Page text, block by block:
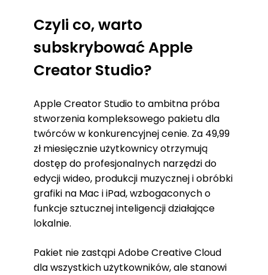
Czyli co, warto
subskrybować Apple
Creator Studio?
Apple Creator Studio to ambitna próba
stworzenia kompleksowego pakietu dla
twórców w konkurencyjnej cenie. Za 49,99
zł miesięcznie użytkownicy otrzymują
dostęp do profesjonalnych narzędzi do
edycji wideo, produkcji muzycznej i obróbki
grafiki na Mac i iPad, wzbogaconych o
funkcje sztucznej inteligencji działające
lokalnie.
Pakiet nie zastąpi Adobe Creative Cloud
dla wszystkich użytkowników, ale stanowi